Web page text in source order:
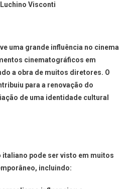
Visconti
uma grande influência no cinema
cinematográficos em
a obra de muitos diretores. O
para a renovação do
de uma identidade cultural
pode ser visto em muitos
incluindo: